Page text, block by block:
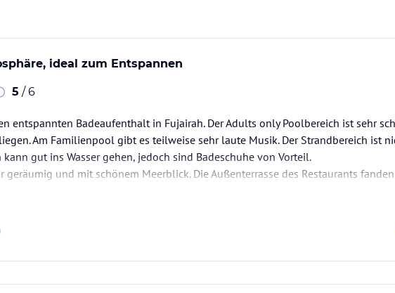
ideal zum Entspannen
5 / 6
entspannten Badeaufenthalt in Fujairah. Der Adults only Poolbereich ist sehr
Am Familienpool gibt es teilweise sehr laute Musik. Der Strandbereich ist
kann gut ins Wasser gehen, jedoch sind Badeschuhe von Vorteil.
geräumig und mit schönem Meerblick. Die Außenterrasse des Restaurants